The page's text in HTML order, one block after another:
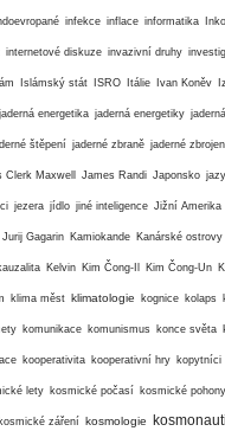
infekce inflace informatika
internetové diskuze invazivní druhy
Islámský stát ISRO Itálie Ivan Koněv
jaderná energetika jaderná energetiky
štěpení jaderné zbraně jaderné
Clerk Maxwell James Randi Japonsko
jezera jídlo jiné inteligence Jižní Amerika
Jurij Gagarin Kamiokande Kanárské ostrovy
Kelvin Kim Čong-Il Kim Čong-Un
klima měst klimatologie kognice kolaps
komunikace komunismus konce světa
kooperativita kooperativní hry kopytníci
lety kosmické počasí kosmické pohony
kosmické záření kosmologie